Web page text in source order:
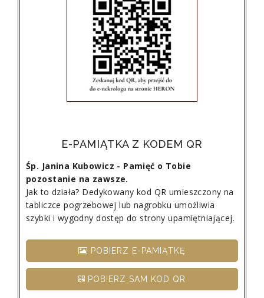
E-PAMIĄTKA Z KODEM QR
Śp. Janina Kubowicz - Pamięć o Tobie
pozostanie na zawsze.
Jak to działa? Dedykowany kod QR umieszczony na
tabliczce pogrzebowej lub nagrobku umożliwia
szybki i wygodny dostęp do strony upamiętniającej.
POBIERZ E-PAMIĄTKĘ
POBIERZ SAM KOD QR